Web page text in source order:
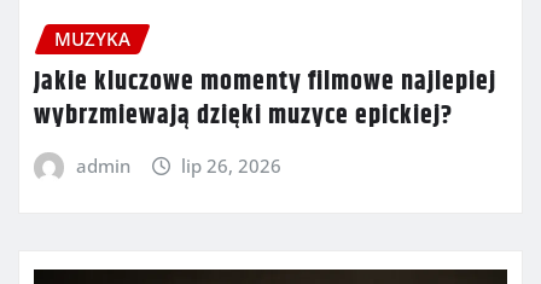
MUZYKA
Jakie kluczowe momenty filmowe najlepiej
wybrzmiewają dzięki muzyce epickiej?
admin lip 26, 2026